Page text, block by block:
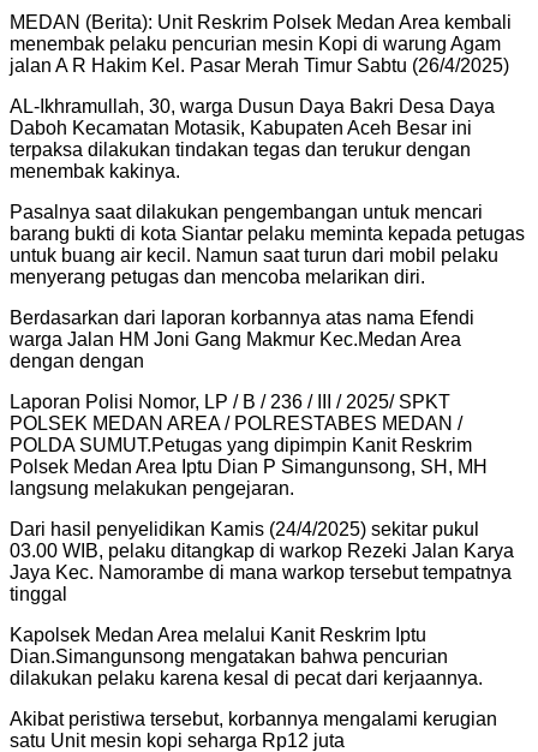
MEDAN (Berita): Unit Reskrim Polsek Medan Area kembali
menembak pelaku pencurian mesin Kopi di warung Agam
jalan A R Hakim Kel. Pasar Merah Timur Sabtu (26/4/2025)
AL-Ikhramullah, 30, warga Dusun Daya Bakri Desa Daya
Daboh Kecamatan Motasik, Kabupaten Aceh Besar ini
terpaksa dilakukan tindakan tegas dan terukur dengan
menembak kakinya.
Pasalnya saat dilakukan pengembangan untuk mencari
barang bukti di kota Siantar pelaku meminta kepada petugas
untuk buang air kecil. Namun saat turun dari mobil pelaku
menyerang petugas dan mencoba melarikan diri.
Berdasarkan dari laporan korbannya atas nama Efendi
warga Jalan HM Joni Gang Makmur Kec.Medan Area
dengan dengan
Laporan Polisi Nomor, LP / B / 236 / III / 2025/ SPKT
POLSEK MEDAN AREA / POLRESTABES MEDAN /
POLDA SUMUT.Petugas yang dipimpin Kanit Reskrim
Polsek Medan Area Iptu Dian P Simangunsong, SH, MH
langsung melakukan pengejaran.
Dari hasil penyelidikan Kamis (24/4/2025) sekitar pukul
03.00 WIB, pelaku ditangkap di warkop Rezeki Jalan Karya
Jaya Kec. Namorambe di mana warkop tersebut tempatnya
tinggal
Kapolsek Medan Area melalui Kanit Reskrim Iptu
Dian.Simangunsong mengatakan bahwa pencurian
dilakukan pelaku karena kesal di pecat dari kerjaannya.
Akibat peristiwa tersebut, korbannya mengalami kerugian
satu Unit mesin kopi seharga Rp12 juta